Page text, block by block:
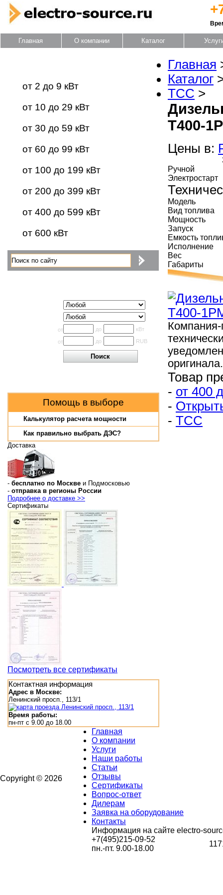
Главная О компании Каталог
от 2 до 9 кВт
от 10 до 29 кВт
от 30 до 59 кВт
от 60 до 99 кВт
от 100 до 199 кВт
от 200 до 399 кВт
от 400 до 599 кВт
от 600 кВт
от до кВт
от до RUB
Помощь в выборе
Калькулятор расчета мощности
Как правильно выбрать ДЭС?
Доставка
- бесплатно по Москве и Подмосковью
- отправка в регионы России
Подробнее о доставке >>
Сертификаты
Посмотреть все сертификаты
Контактная информация
Адрес в Москве:
Ленинский просп., 113/1
Время работы:
пн-пт с 9.00 до 18.00
Главная
Каталог
ТСС >
Т400-
Цены в:
Ручной
Электростарт
Модель
Вид топлива
Мощность
Запуск
Емкость
Исполнение
Вес
Габариты
Компания-
оригинала.
Товар
- от 400
-
- ТСС
Copyright © 2026
Главная
О компании
Услуги
Наши работы
Статьи
Отзывы
Сертификаты
Вопрос-ответ
Дилерам
Заявка на оборудование
Контакты
Информация на сайте electro-
+7(495)215-09-52
пн.-пт. 9.00-18.00